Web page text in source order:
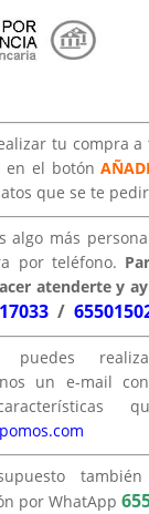
tu compra
en el botón
que se te
algo más
por teléfono.
atenderte y
/
puedes
un e-mail
por WhatApp